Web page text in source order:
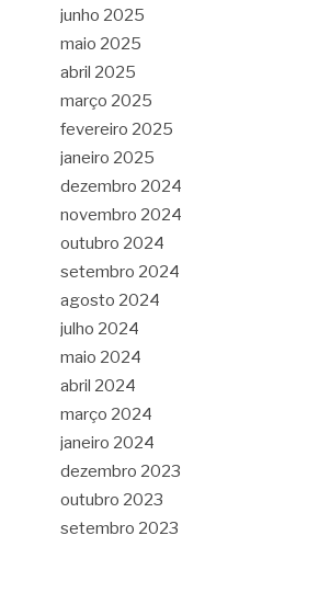
junho 2025
maio 2025
abril 2025
março 2025
fevereiro 2025
janeiro 2025
dezembro 2024
novembro 2024
outubro 2024
setembro 2024
agosto 2024
julho 2024
maio 2024
abril 2024
março 2024
janeiro 2024
dezembro 2023
outubro 2023
setembro 2023